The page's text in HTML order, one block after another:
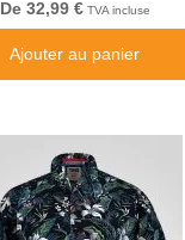
De 32,99 €TVA incluse
Ajouter au panier